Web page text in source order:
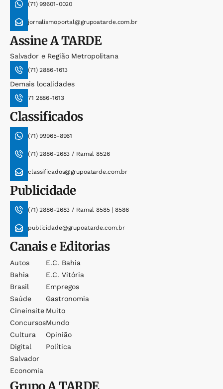
(71) 99601-0020
jornalismoportal@grupoatarde.com.br
AssineA TARDE
Salvador e Região Metropolitana
(71) 2886-1613
Demais localidades
71 2886-1613
Classificados
(71) 99965-8961
(71) 2886-2683 / Ramal 8526
classificados@grupoatarde.com.br
Publicidade
(71) 2886-2683 / Ramal 8585 | 8586
publicidade@grupoatarde.com.br
Canais e Editorias
Autos
Bahia
Brasil
Saúde
Cineinsite
Concursos
Cultura
Digital
Salvador
Economia
E.c. Bahia
E.c. Vitória
Empregos
Gastronomia
Muito
Mundo
Opinião
Política